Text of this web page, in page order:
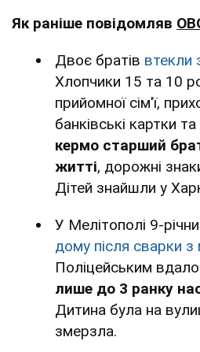
Як раніше повідомляв
Двоє братів втекли
Хлопчики 15 та 10
прийомної сім'ї,
банківські картки
кермо старший
житті, дорожні
Дітей знайшли у
У Мелітополі 9-
дому після сварки з
Поліцейським
лише до 3 ранку
Дитина була на
змерзла.